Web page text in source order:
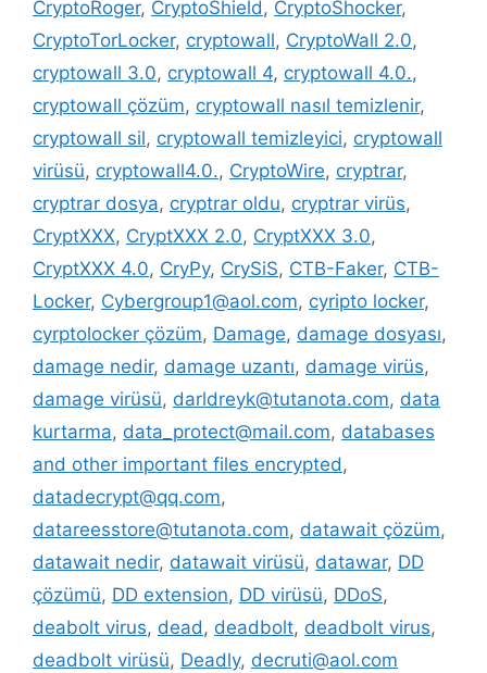
CryptoRoger, CryptoShield, CryptoShocker,
CryptoTorLocker, cryptowall, CryptoWall 2.0,
cryptowall 3.0, cryptowall 4, cryptowall 4.0.,
cryptowall çözüm, cryptowall nasıl temizlenir,
cryptowall sil, cryptowall temizleyici, cryptowall
virüsü, cryptowall4.0., CryptoWire, cryptrar,
cryptrar dosya, cryptrar oldu, cryptrar virüs,
CryptXXX, CryptXXX 2.0, CryptXXX 3.0,
CryptXXX 4.0, CryPy, CrySiS, CTB-Faker, CTB-
Locker, Cybergroup1@aol.com, cyripto locker,
cyrptolocker çözüm, Damage, damage dosyası,
damage nedir, damage uzantı, damage virüs,
damage virüsü, darldreyk@tutanota.com, data
kurtarma, data_protect@mail.com, databases
and other important files encrypted,
datadecrypt@qq.com,
datareesstore@tutanota.com, datawait çözüm,
datawait nedir, datawait virüsü, datawar, DD
çözümü, DD extension, DD virüsü, DDoS,
deabolt virus, dead, deadbolt, deadbolt virus,
deadbolt virüsü, Deadly, decruti@aol.com